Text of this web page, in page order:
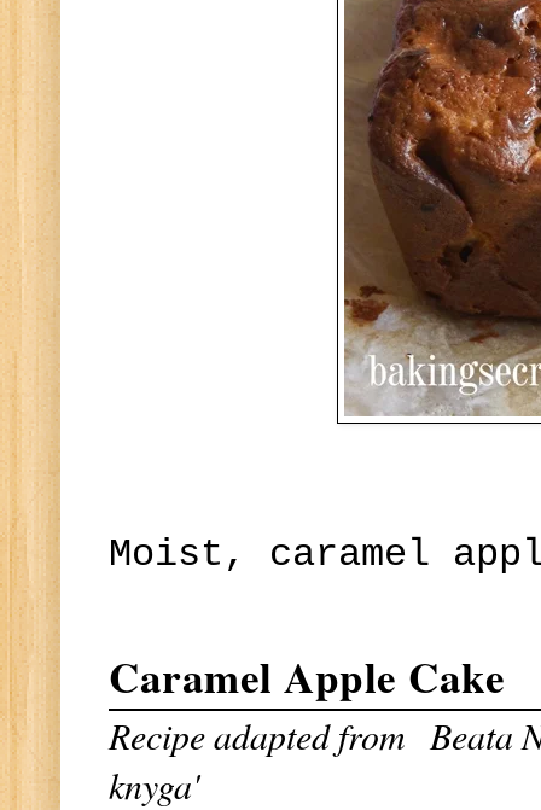
Moist, caramel
Caramel Apple Cake
Recipe adapted from Beata
knyga'